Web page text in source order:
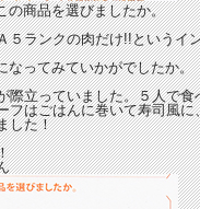
の商品を選びましたか。
５ランクの肉だけ!!というイ
なってみていかがでしたか。
際立っていました。５人で食
フはごはんに巻いて寿司風に
した！